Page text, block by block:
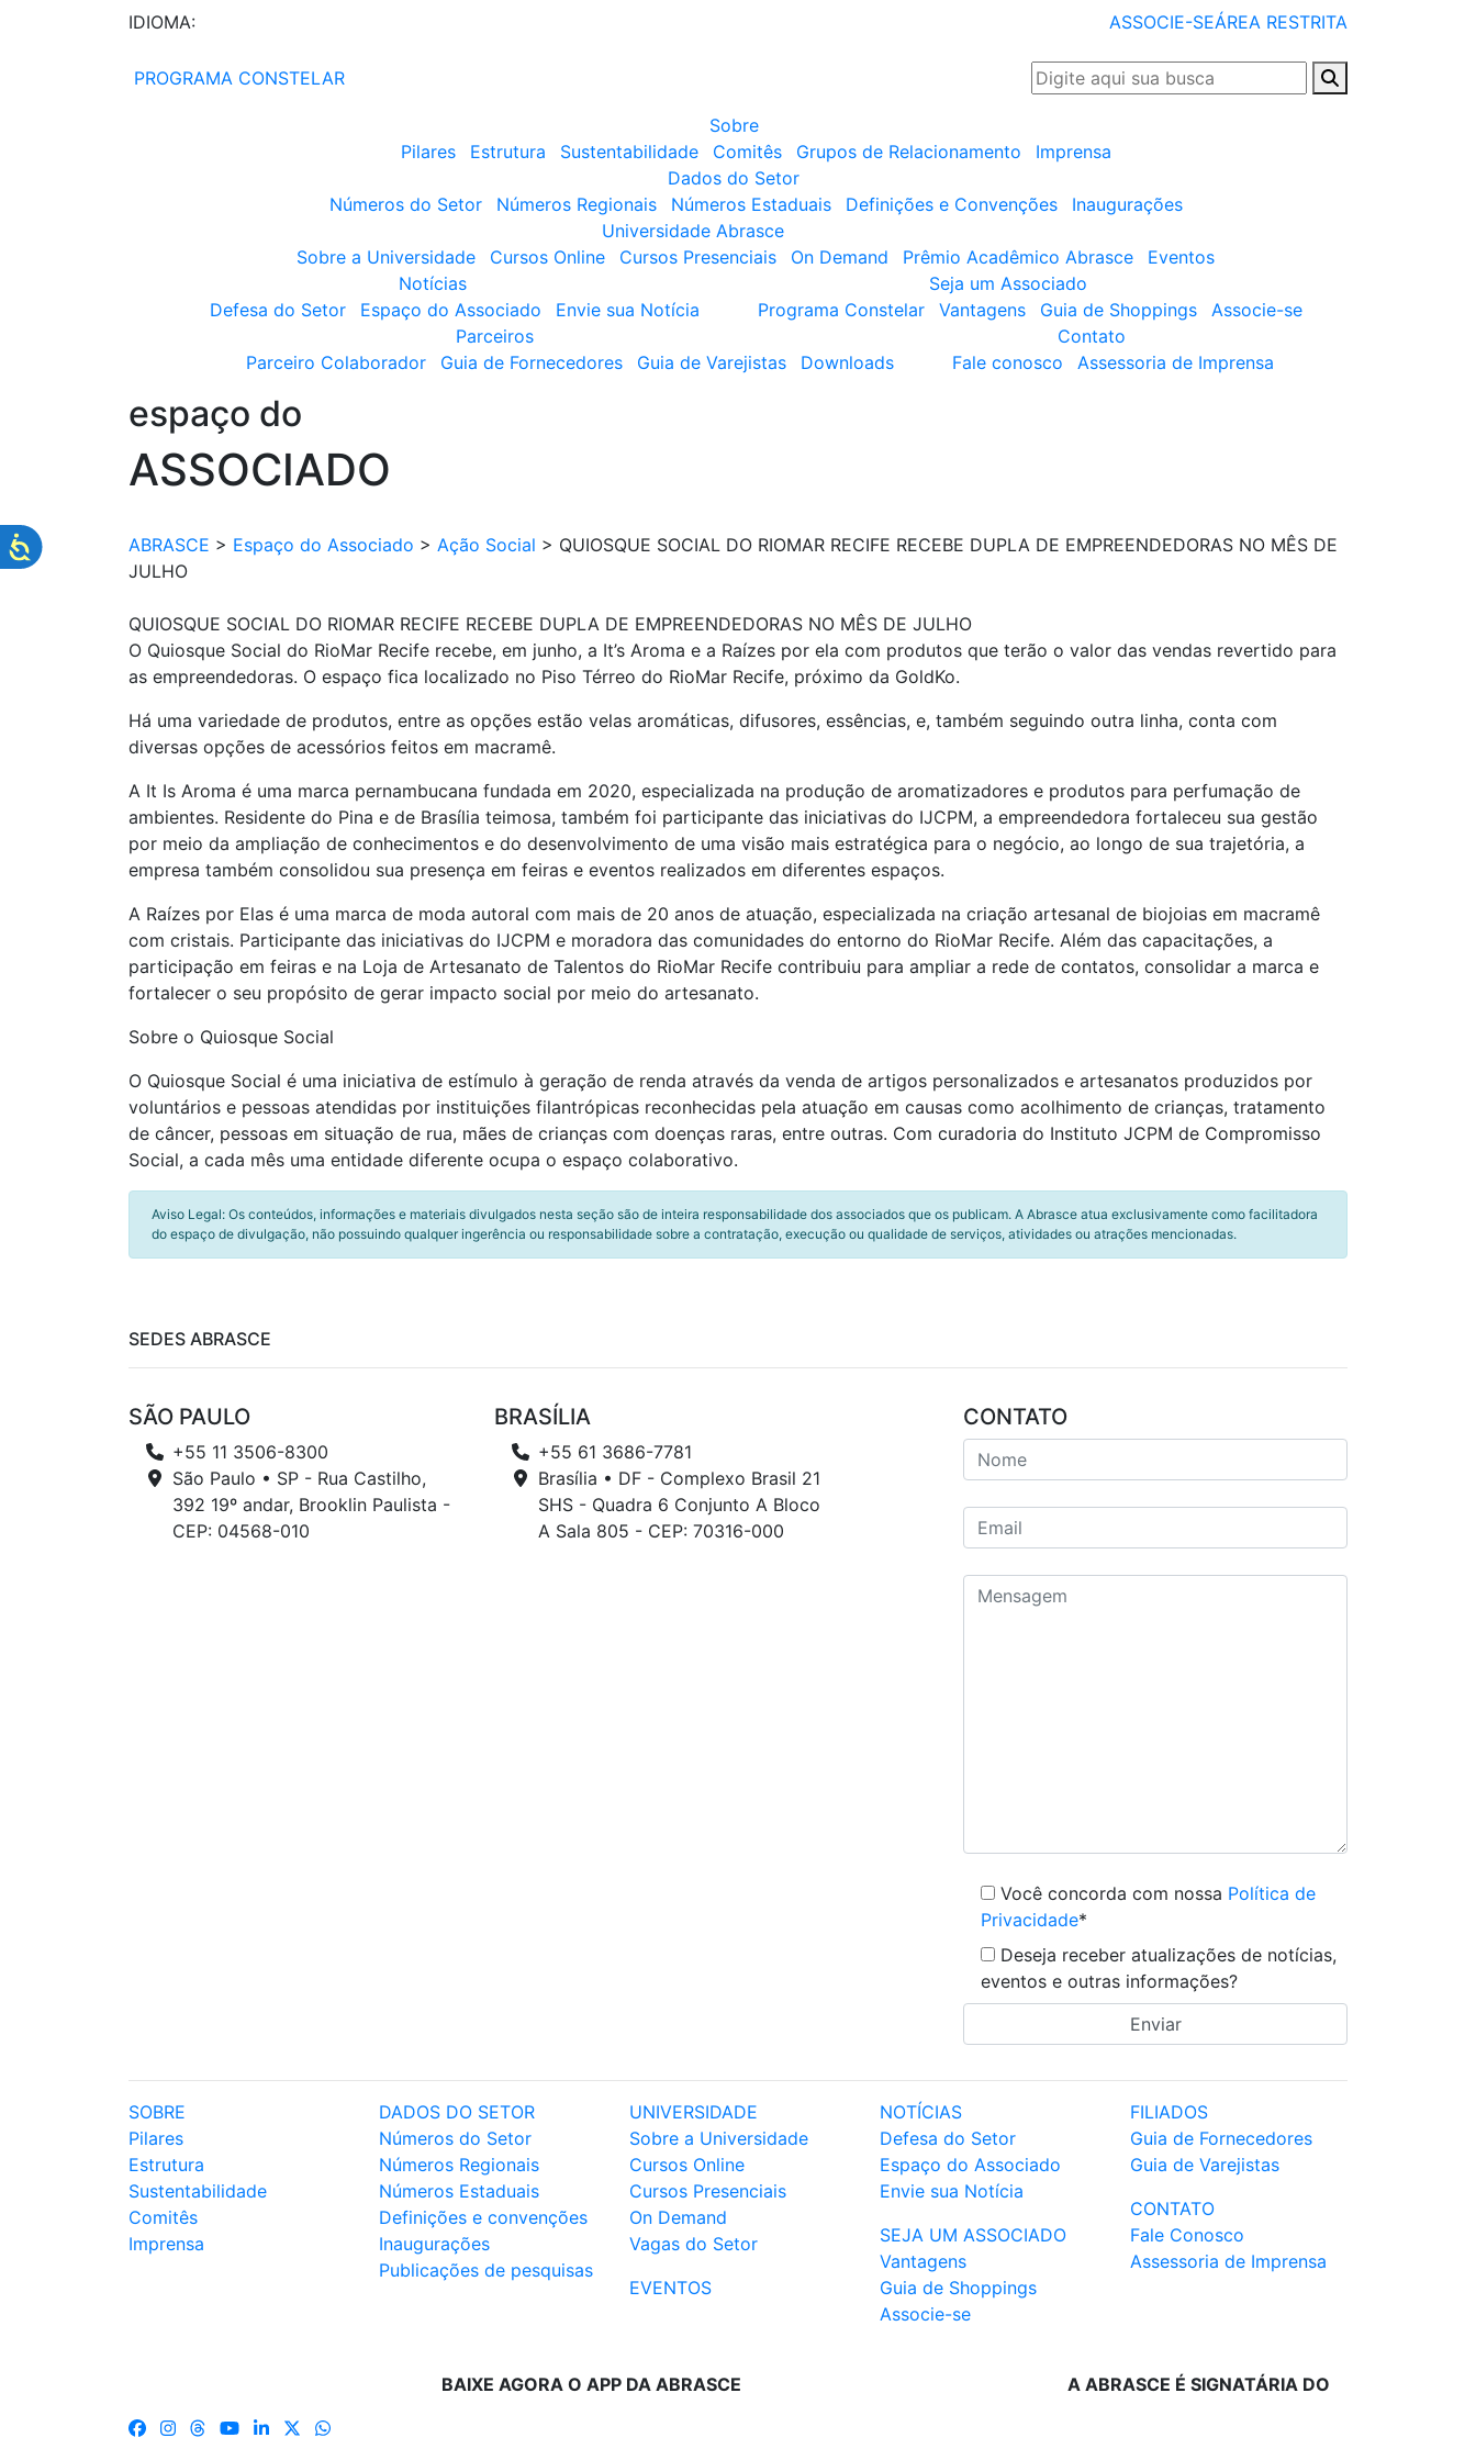
IDIOMA: ASSOCIE-SEÁREA RESTRITA
PROGRAMA CONSTELAR
Sobre
Pilares
Estrutura Sustentabilidade Comitês Grupos de Relacionamento
Imprensa
Dados do Setor
Números do Setor
Números Regionais Números Estaduais Definições e Convenções
Inaugurações
Universidade Abrasce
Sobre a Universidade
Cursos Online Cursos Presenciais On Demand Prêmio Acadêmico Abrasce
Eventos
Notícias
Defesa do Setor
Espaço do Associado Envie sua Notícia
Seja um Associado
Programa Constelar
Vantagens Guia de Shoppings
Associe-se
Parceiros
Parceiro Colaborador
Guia de Fornecedores Guia de Varejistas Downloads
Contato
Fale conosco
Assessoria de Imprensa
espaço do
ASSOCIADO
ABRASCE > Espaço do Associado > Ação Social > QUIOSQUE SOCIAL DO RIOMAR RECIFE RECEBE DUPLA DE EMPREENDEDORAS NO MÊS DE
JULHO
QUIOSQUE SOCIAL DO RIOMAR RECIFE RECEBE DUPLA DE EMPREENDEDORAS NO MÊS DE JULHO
O Quiosque Social do RioMar Recife recebe, em junho, a It’s Aroma e a Raízes por ela com produtos que terão o valor das vendas revertido para
as empreendedoras. O espaço fica localizado no Piso Térreo do RioMar Recife, próximo da GoldKo.
Há uma variedade de produtos, entre as opções estão velas aromáticas, difusores, essências, e, também seguindo outra linha, conta com
diversas opções de acessórios feitos em macramê.
A It Is Aroma é uma marca pernambucana fundada em 2020, especializada na produção de aromatizadores e produtos para perfumação de
ambientes. Residente do Pina e de Brasília teimosa, também foi participante das iniciativas do IJCPM, a empreendedora fortaleceu sua gestão
por meio da ampliação de conhecimentos e do desenvolvimento de uma visão mais estratégica para o negócio, ao longo de sua trajetória, a
empresa também consolidou sua presença em feiras e eventos realizados em diferentes espaços.
A Raízes por Elas é uma marca de moda autoral com mais de 20 anos de atuação, especializada na criação artesanal de biojoias em macramê
com cristais. Participante das iniciativas do IJCPM e moradora das comunidades do entorno do RioMar Recife. Além das capacitações, a
participação em feiras e na Loja de Artesanato de Talentos do RioMar Recife contribuiu para ampliar a rede de contatos, consolidar a marca e
fortalecer o seu propósito de gerar impacto social por meio do artesanato.
Sobre o Quiosque Social
O Quiosque Social é uma iniciativa de estímulo à geração de renda através da venda de artigos personalizados e artesanatos produzidos por
voluntários e pessoas atendidas por instituições filantrópicas reconhecidas pela atuação em causas como acolhimento de crianças, tratamento
de câncer, pessoas em situação de rua, mães de crianças com doenças raras, entre outras. Com curadoria do Instituto JCPM de Compromisso
Social, a cada mês uma entidade diferente ocupa o espaço colaborativo.
Aviso Legal: Os conteúdos, informações e materiais divulgados nesta seção são de inteira responsabilidade dos associados que os publicam. A Abrasce atua exclusivamente como facilitadora
do espaço de divulgação, não possuindo qualquer ingerência ou responsabilidade sobre a contratação, execução ou qualidade de serviços, atividades ou atrações mencionadas.
SEDES ABRASCE
SÃO PAULO
+55 11 3506-8300
São Paulo • SP - Rua Castilho,
392 19º andar, Brooklin Paulista -
CEP: 04568-010
BRASÍLIA
+55 61 3686-7781
Brasília • DF - Complexo Brasil 21
SHS - Quadra 6 Conjunto A Bloco
A Sala 805 - CEP: 70316-000
CONTATO
Você concorda com nossa Política de
Privacidade*
Deseja receber atualizações de notícias,
eventos e outras informações?
SOBRE
Pilares
Estrutura
Sustentabilidade
Comitês
Imprensa
DADOS DO SETOR
Números do Setor
Números Regionais
Números Estaduais
Definições e convenções
Inaugurações
Publicações de pesquisas
UNIVERSIDADE
Sobre a Universidade
Cursos Online
Cursos Presenciais
On Demand
Vagas do Setor
EVENTOS
NOTÍCIAS
Defesa do Setor
Espaço do Associado
Envie sua Notícia
SEJA UM ASSOCIADO
Vantagens
Guia de Shoppings
Associe-se
FILIADOS
Guia de Fornecedores
Guia de Varejistas
CONTATO
Fale Conosco
Assessoria de Imprensa
BAIXE AGORA O APP DA ABRASCE A ABRASCE É SIGNATÁRIA DO